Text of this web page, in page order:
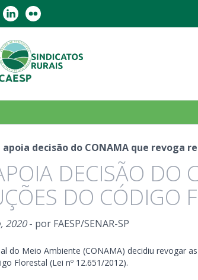
apoia decisão do CONAMA que revoga
DECISÃO DO
DO CÓDIGO
2020- por FAESP/SENAR-SP
do Meio Ambiente (CONAMA) decidiu revogar
Florestal (Lei nº 12.651/2012).